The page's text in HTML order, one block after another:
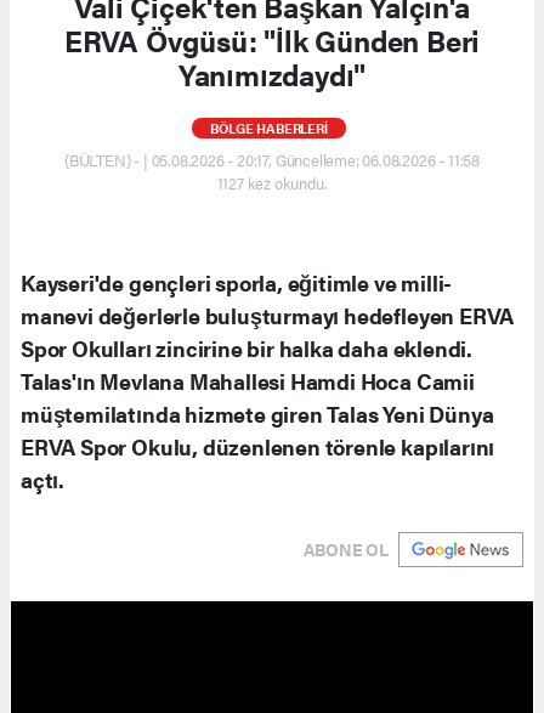
ERVA Övgüsü: "İlk Günden Beri
Yanımızdaydı"
BÖLGE HABERLERİ
(BÜLTEN) - | 05.08.2026 - 20:17, Güncelleme: 06.08.2026 - 11:58
1127 kez okundu.
Kayseri'de gençleri sporla, eğitimle ve milli-
manevi değerlerle buluşturmayı hedefleyen ERVA
Spor Okulları zincirine bir halka daha eklendi.
Talas'ın Mevlana Mahallesi Hamdi Hoca Camii
müştemilatında hizmete giren Talas Yeni Dünya
ERVA Spor Okulu, düzenlenen törenle kapılarını
açtı.
ABONE OL